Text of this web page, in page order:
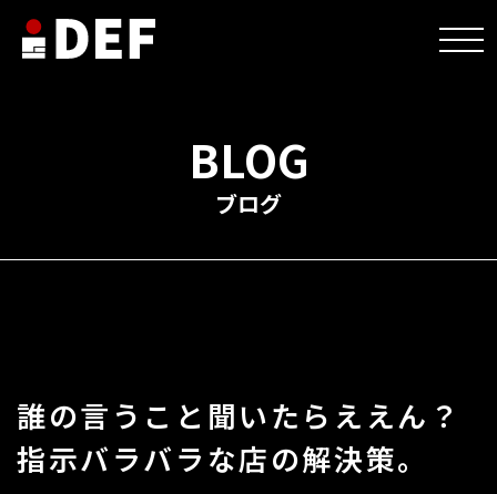
誰の言うこと聞いたらええん？ 指示バラバラな店の解決策。
BLOG
ブログ
誰の言うこと聞いたらええん？
指示バラバラな店の解決策。